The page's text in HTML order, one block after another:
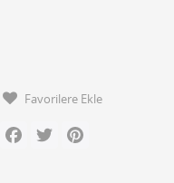
Favorilere Ekle
Facebook
Twitter